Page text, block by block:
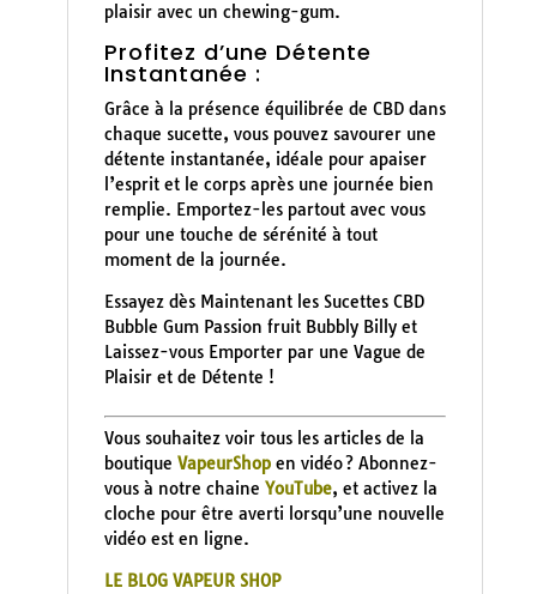
plaisir avec un chewing-gum.
Profitez d’une Détente
Instantanée :
Grâce à la présence équilibrée de CBD dans
chaque sucette, vous pouvez savourer une
détente instantanée, idéale pour apaiser
l’esprit et le corps après une journée bien
remplie. Emportez-les partout avec vous
pour une touche de sérénité à tout
moment de la journée.
Essayez dès Maintenant les Sucettes CBD
Bubble Gum Passion fruit Bubbly Billy et
Laissez-vous Emporter par une Vague de
Plaisir et de Détente !
Vous souhaitez voir tous les articles de la
boutique VapeurShopen vidéo ? Abonnez-
vous à notre chaine YouTube, et activez la
cloche pour être averti lorsqu’une nouvelle
vidéo est en ligne.
LE BLOG VAPEUR SHOP